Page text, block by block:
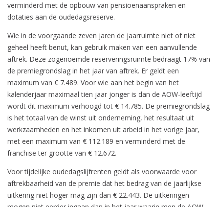
verminderd met de opbouw van pensioenaanspraken en
dotaties aan de oudedagsreserve.
Wie in de voorgaande zeven jaren de jaarruimte niet of niet
geheel heeft benut, kan gebruik maken van een aanvullende
aftrek. Deze zogenoemde reserveringsruimte bedraagt 17% van
de premiegrondslag in het jaar van aftrek. Er geldt een
maximum van € 7.489. Voor wie aan het begin van het
kalenderjaar maximaal tien jaar jonger is dan de AOW-leeftijd
wordt dit maximum verhoogd tot € 14.785. De premiegrondslag
is het totaal van de winst uit onderneming, het resultaat uit
werkzaamheden en het inkomen uit arbeid in het vorige jaar,
met een maximum van € 112.189 en verminderd met de
franchise ter grootte van € 12.672.
Voor tijdelijke oudedagslijfrenten geldt als voorwaarde voor
aftrekbaarheid van de premie dat het bedrag van de jaarlijkse
uitkering niet hoger mag zijn dan € 22.443. De uitkeringen